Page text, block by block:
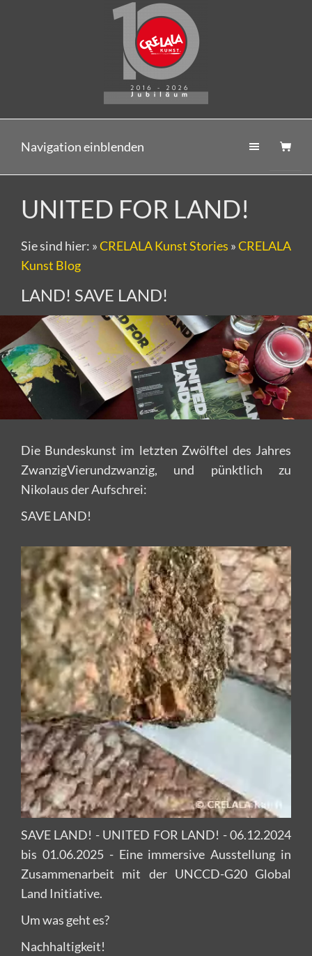
Navigation einblenden
UNITED FOR LAND!
Sie sind hier: »CRELALA Kunst Stories »CRELALA
Kunst Blog
LAND! SAVE LAND!
Die Bundeskunst im letzten Zwölftel des Jahres
ZwanzigVierundzwanzig, und pünktlich zu
Nikolaus der Aufschrei:
SAVE LAND!
SAVE LAND! - UNITED FOR LAND! - 06.12.2024
bis 01.06.2025 - Eine immersive Ausstellung in
Zusammenarbeit mit der UNCCD-G20 Global
Land Initiative.
Um was geht es?
Nachhaltigkeit!